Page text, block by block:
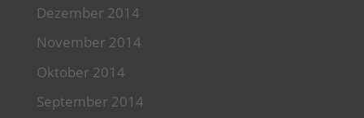
Dezember 2014
November 2014
Oktober 2014
September 2014